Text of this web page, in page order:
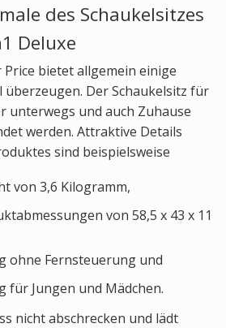
des Schaukelsitzes
Deluxe
Price bietet allgemein einige
Der Schaukelsitz für
unterwegs und auch Zuhause
werden. Attraktive Details
sind beispielsweise
von 3,6 Kilogramm,
von 58,5 x 43 x 11
ohne Fernsteuerung und
für Jungen und Mädchen.
nicht abschrecken und lädt